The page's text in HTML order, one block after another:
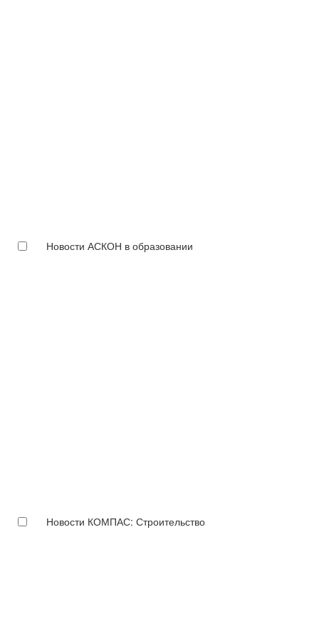
Новости АСКОН в образовании
Новости КОМПАС: Строительство